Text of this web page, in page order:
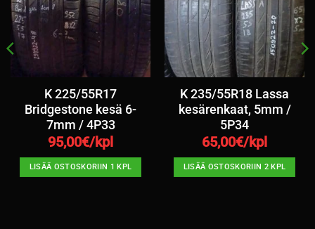
K 225/55R17
Bridgestone kesä 6-
7mm / 4P33
95,00€/kpl
LISÄÄ OSTOSKORIIN 1 KPL
K 235/55R18 Lassa
kesärenkaat, 5mm /
5P34
65,00€/kpl
LISÄÄ OSTOSKORIIN 2 KPL